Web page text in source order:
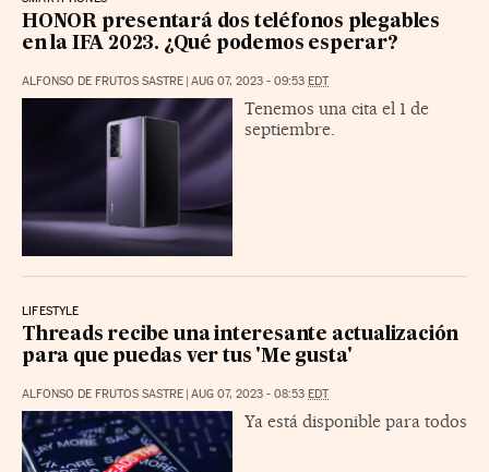
HONOR presentará dos teléfonos plegables
en la IFA 2023. ¿Qué podemos esperar?
ALFONSO DE FRUTOS SASTRE | AUG 07, 2023 - 09:53 EDT
Tenemos una cita el 1 de
septiembre.
LIFESTYLE
Threads recibe una interesante actualización
para que puedas ver tus 'Me gusta'
ALFONSO DE FRUTOS SASTRE | AUG 07, 2023 - 08:53 EDT
Ya está disponible para todos